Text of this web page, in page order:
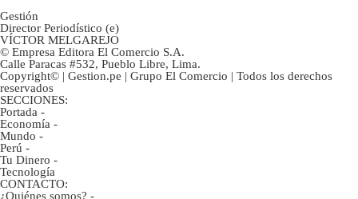
Gestión
Director Periodístico (e)
VÍCTOR MELGAREJO
© Empresa Editora El Comercio S.A.
Calle Paracas #532, Pueblo Libre, Lima.
Copyright© | Gestion.pe | Grupo El Comercio | Todos los derechos
reservados
SECCIONES:
Portada -
Economía -
Mundo -
Perú -
Tu Dinero -
Tecnología
CONTACTO:
¿Quiénes somos? -